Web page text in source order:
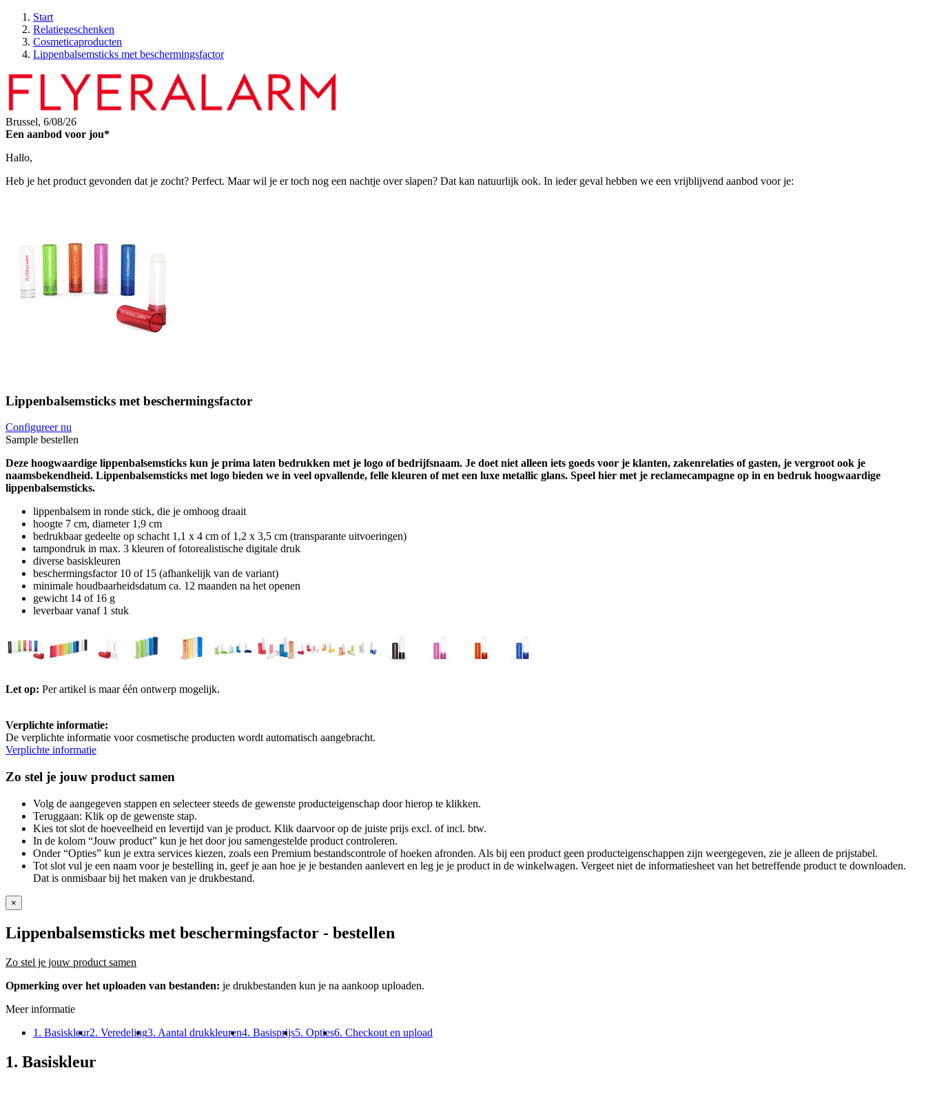
Start
Relatiegeschenken
Cosmeticaproducten
Lippenbalsemsticks met beschermingsfactor
Brussel, 6/08/26
Een aanbod voor jou*
Hallo,
Heb je het product gevonden dat je zocht? Perfect. Maar wil je er toch nog een nachtje over slapen? Dat kan natuurlijk ook. In ieder geval hebben we een vrijblijvend aanbod voor je:
Lippenbalsemsticks met beschermingsfactor
Configureer nu
Sample bestellen
Deze hoogwaardige lippenbalsemsticks kun je prima laten bedrukken met je logo of bedrijfsnaam. Je doet niet alleen iets goeds voor je klanten, zakenrelaties of gasten, je vergroot ook je
naamsbekendheid. Lippenbalsemsticks met logo bieden we in veel opvallende, felle kleuren of met een luxe metallic glans. Speel hier met je reclamecampagne op in en bedruk hoogwaardige
lippenbalsemsticks.
lippenbalsem in ronde stick, die je omhoog draait
hoogte 7 cm, diameter 1,9 cm
bedrukbaar gedeelte op schacht 1,1 x 4 cm of 1,2 x 3,5 cm (transparante uitvoeringen)
tampondruk in max. 3 kleuren of fotorealistische digitale druk
diverse basiskleuren
beschermingsfactor 10 of 15 (afhankelijk van de variant)
minimale houdbaarheidsdatum ca. 12 maanden na het openen
gewicht 14 of 16 g
leverbaar vanaf 1 stuk
Let op: Per artikel is maar één ontwerp mogelijk.
Verplichte informatie:
De verplichte informatie voor cosmetische producten wordt automatisch aangebracht.
Verplichte informatie
Zo stel je jouw product samen
Volg de aangegeven stappen en selecteer steeds de gewenste producteigenschap door hierop te klikken.
Teruggaan: Klik op de gewenste stap.
Kies tot slot de hoeveelheid en levertijd van je product. Klik daarvoor op de juiste prijs excl. of incl. btw.
In de kolom “Jouw product” kun je het door jou samengestelde product controleren.
Onder “Opties” kun je extra services kiezen, zoals een Premium bestandscontrole of hoeken afronden. Als bij een product geen producteigenschappen zijn weergegeven, zie je alleen de prijstabel.
Tot slot vul je een naam voor je bestelling in, geef je aan hoe je je bestanden aanlevert en leg je je product in de winkelwagen. Vergeet niet de informatiesheet van het betreffende product te downloaden.
Dat is onmisbaar bij het maken van je drukbestand.
×
Lippenbalsemsticks met beschermingsfactor - bestellen
Zo stel je jouw product samen
Opmerking over het uploaden van bestanden: je drukbestanden kun je na aankoop uploaden.
Meer informatie
1. Basiskleur2. Veredeling3. Aantal drukkleuren4. Basisprijs5. Opties6. Checkout en upload
1. Basiskleur